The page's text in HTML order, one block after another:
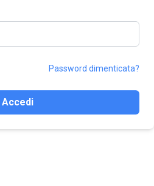
Password dimenticata?
Accedi